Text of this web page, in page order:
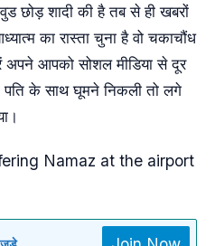
छोड़ शादी की है तब से ही खबरों
का रास्ता चुना है वो चकाचौंध
अपने आपको सोशल मीडिया से दूर
पति के साथ घूमने निकली तो लगे